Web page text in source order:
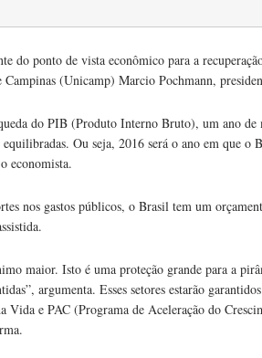
do ponto de vista econômico para a
(Unicamp) Marcio Pochmann,
do PIB (Produto Interno Bruto), um ano de
Ou seja, 2016 será o ano em que o
economista.
nos gastos públicos, o Brasil tem um
maior. Isto é uma proteção grande para a
argumenta. Esses setores estarão
Vida e PAC (Programa de Aceleração do